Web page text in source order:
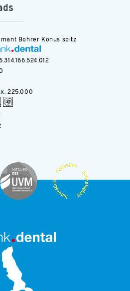
Bohrer Konus spitz
225.000